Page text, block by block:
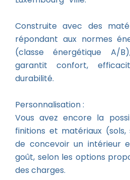
Construite avec des
répondant aux normes
(classe énergétique A/
garantit confort,
durabilité.
Personnalisation :
Vous avez encore la
finitions et matériaux
de concevoir un intérieur
goût, selon les options
des charges.